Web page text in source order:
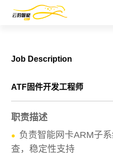
Our
Job Description
ATF固件开发工程师
职责描述
负责智能网卡ARM子
查，稳定性支持